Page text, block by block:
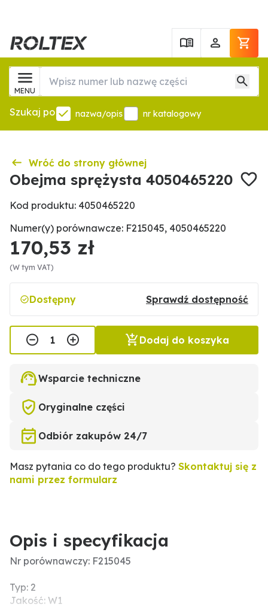
MENU
Szukaj po nazwa/opis nr katalogowy
Wróć do strony głównej
Obejma sprężysta 4050465220
Kod produktu: 4050465220
Numer(y) porównawcze: F215045, 4050465220
170,53 zł
(W tym VAT)
Dostępny Sprawdź dostępność
Dodaj do koszyka
Wsparcie techniczne
Oryginalne części
Odbiór zakupów 24/7
Masz pytania co do tego produktu? Skontaktuj się z
nami przez formularz
Opis i specyfikacja
Nr porównawczy: F215045
Typ: 2
Jakość: W1